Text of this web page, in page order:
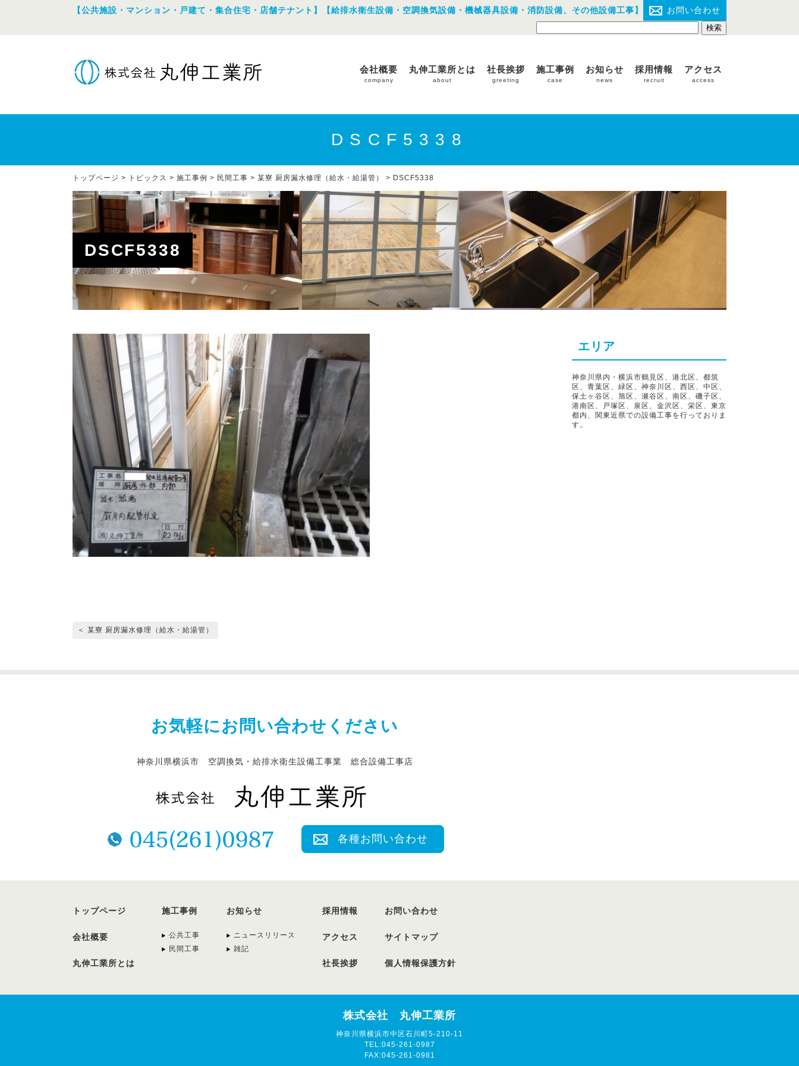
【公共施設・マンション・戸建て・集合住宅・店舗テナント】【給排水衛生設備・空調換気設備・機械器具設備・消防設備、その他設備工事】 お問い合わせ
会社概要
company
丸伸工業所とは
about
社長挨拶
greeting
施工事例
case
お知らせ
news
採用情報
recruit
アクセス
access
DSCF5338
トップページ > トピックス > 施工事例 > 民間工事 > 某寮 厨房漏水修理（給水・給湯管） > DSCF5338
DSCF5338
＜ 某寮 厨房漏水修理（給水・給湯管）
エリア
神奈川県内・横浜市鶴見区、港北区、都筑
区、青葉区、緑区、神奈川区、西区、中区、
保土ヶ谷区、旭区、瀬谷区、南区、磯子区、
港南区、戸塚区、泉区、金沢区、栄区、東京
都内、関東近県での設備工事を行っておりま
す。
お気軽にお問い合わせください
神奈川県横浜市 空調換気・給排水衛生設備工事業 総合設備工事店
各種お問い合わせ
トップページ
会社概要
丸伸工業所とは
施工事例
公共工事
民間工事
お知らせ
ニュースリリース
雑記
採用情報
アクセス
社長挨拶
お問い合わせ
サイトマップ
個人情報保護方針
株式会社 丸伸工業所
神奈川県横浜市中区石川町5-210-11
TEL:045-261-0987
FAX:045-261-0981